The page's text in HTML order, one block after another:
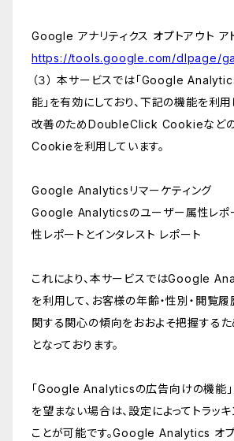
Google アナリティクス オプトアウト ア
https://tools.google.com/dlpage/
（３） 本サービスでは「Google
能」を有効にしており、下記の機能を利用
改善のためDoubleClick Cookieなどの
Cookieを利用しています。
Google Analyticsリマーケティング
Google Analyticsのユーザー属性レポ
性レポートとインタレスト レポート
これにより、本サービスではGoogle
を利用して、お客様の年齢・性別・閲覧
関する関心の傾向をおおよそ把握する
となっております。
「Google Analyticsの広告向けの機能」
を望まない場合は、設定によってトラッ
ことが可能です。Google Analytics オプ